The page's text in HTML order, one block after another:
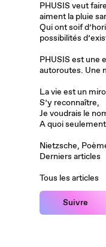
PHUSIS veut
aiment la pluie
Qui ont soif
possibilités
PHUSIS est une
autoroutes. Une
La vie est un
S’y reconnaître,
Je voudrais le
A quoi
Nietzsche,
Derniers articles
Tous les articles
Suivre